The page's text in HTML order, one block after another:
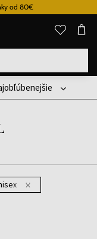
od 80€
Diesel